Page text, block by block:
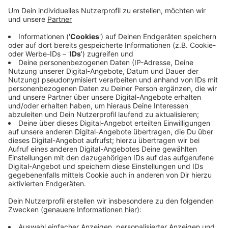
Josef Neumann kritisieren, das Land wolle den
Anteil der Kommunen an den Steuereinnahmen um
230 Millionen Euro kürzen und ihnen zudem 150
Millionen wegnehmen, um Klimaschutz-
Investitionen zu tätigen. So könnten die Städte
ihre eigenen Aufgaben nicht mehr erfüllen. Die
Finanzlage der Städte verschärfe sich. Der parallel
versprochene Altschuldenfonds für Wuppertal und
andere arme Städte werde deswegen nicht wirken.
Veröffentlicht:Freitag, 11.08.2023 11:58
Anzeige